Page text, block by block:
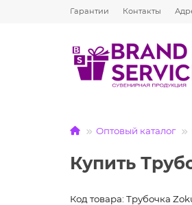
Гарантии Контакты
Оптовый каталог
Купить
Код товара: Трубочка